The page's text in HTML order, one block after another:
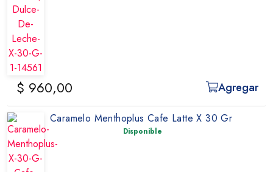
$ 960,00 Agregar
Caramelo Menthoplus Cafe Latte X 30 Gr
Disponible